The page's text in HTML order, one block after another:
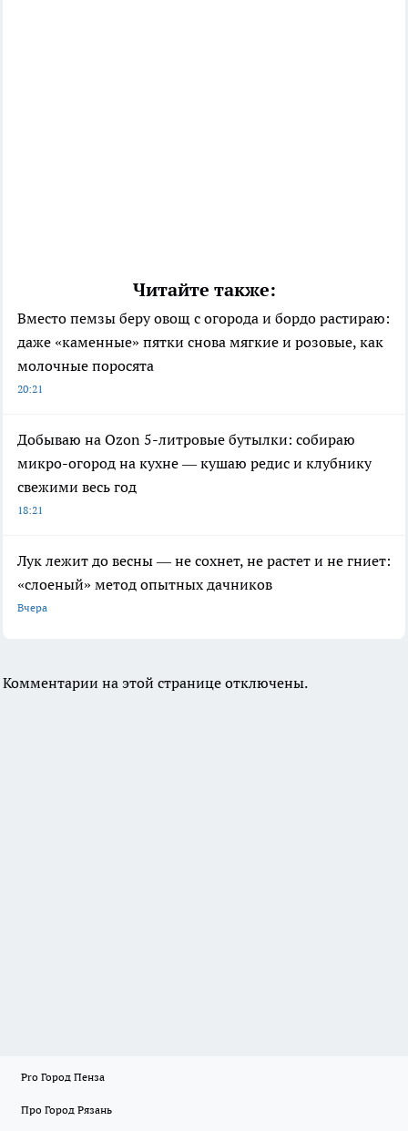
Читайте также:
Вместо пемзы беру овощ с огорода и бордо растираю:
даже «каменные» пятки снова мягкие и розовые, как
молочные поросята
20:21
Добываю на Ozon 5-литровые бутылки: собираю
микро-огород на кухне — кушаю редис и клубнику
свежими весь год
18:21
Лук лежит до весны — не сохнет, не растет и не гниет:
«слоеный» метод опытных дачников
Вчера
Комментарии на этой странице отключены.
Pro Город Пенза
Про Город Рязань